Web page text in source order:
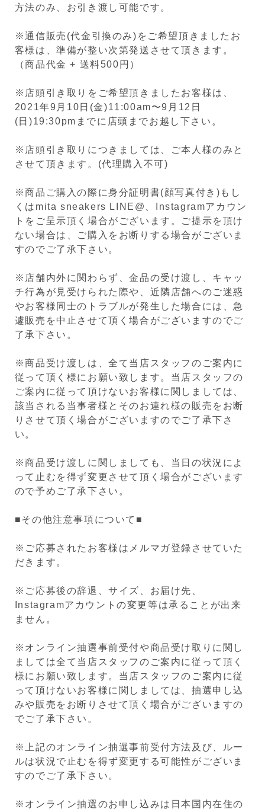
方法のみ、お引き渡し可能です。
※通信販売(代金引換のみ)をご希望頂きましたお
客様は、準備が整い次第発送させて頂きます。
（商品代金 + 送料500円）
※店頭引き取りをご希望頂きましたお客様は、
2021年9月10日(金)11:00am〜9月12日
(日)19:30pmまでに店頭までお越し下さい。
※店頭引き取りにつきましては、ご本人様のみと
させて頂きます。(代理購入不可)
※商品ご購入の際に身分証明書(顔写真付き)もし
くはmita sneakers LINE@、Instagramアカウン
トをご呈示頂く場合がございます。ご提示を頂け
ない場合は、ご購入をお断りする場合がございま
すのでご了承下さい。
※店舗内外に関わらず、金品の受け渡し、キャッ
チ行為が見受けられた際や、近隣店舗へのご迷惑
やお客様同士のトラブルが発生した場合には、急
遽販売を中止させて頂く場合がございますのでご
了承下さい。
※商品受け渡しは、全て当店スタッフのご案内に
従って頂く様にお願い致します。当店スタッフの
ご案内に従って頂けないお客様に関しましては、
該当される当事者様とそのお連れ様の販売をお断
りさせて頂く場合がございますのでご了承下さ
い。
※商品受け渡しに関しましても、当日の状況によ
って止むを得ず変更させて頂く場合がございます
ので予めご了承下さい。
■その他注意事項について■
※ご応募されたお客様はメルマガ登録させていた
だきます。
※ご応募後の辞退、サイズ、お届け先、
Instagramアカウントの変更等は承ることが出来
ません。
※オンライン抽選事前受付や商品受け取りに関し
ましては全て当店スタッフのご案内に従って頂く
様にお願い致します。当店スタッフのご案内に従
って頂けないお客様に関しましては、抽選申し込
みや販売をお断りさせて頂く場合がございますの
でご了承下さい。
※上記のオンライン抽選事前受付方法及び、ルー
ルは状況で止むを得ず変更する可能性がございま
すのでご了承下さい。
※オンライン抽選のお申し込みは日本国内在住の